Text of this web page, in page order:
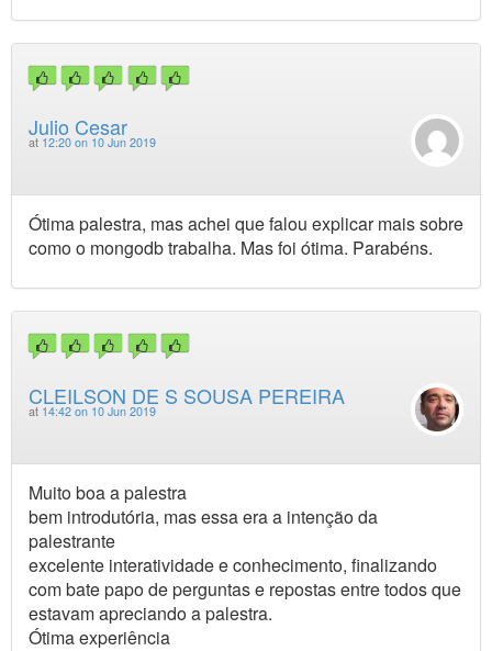
Julio Cesar
at 12:20 on 10 Jun 2019
Ótima palestra, mas achei que falou explicar mais sobre
como o mongodb trabalha. Mas foi ótima. Parabéns.
CLEILSON DE S SOUSA PEREIRA
at 14:42 on 10 Jun 2019
Muito boa a palestra
bem introdutória, mas essa era a intenção da
palestrante
excelente interatividade e conhecimento, finalizando
com bate papo de perguntas e repostas entre todos que
estavam apreciando a palestra.
Ótima experiência